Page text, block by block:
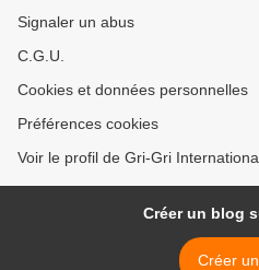
Signaler un abus
C.G.U.
Cookies et données personnelles
Préférences cookies
Voir le profil de Gri-Gri
Créer un blog
Créer